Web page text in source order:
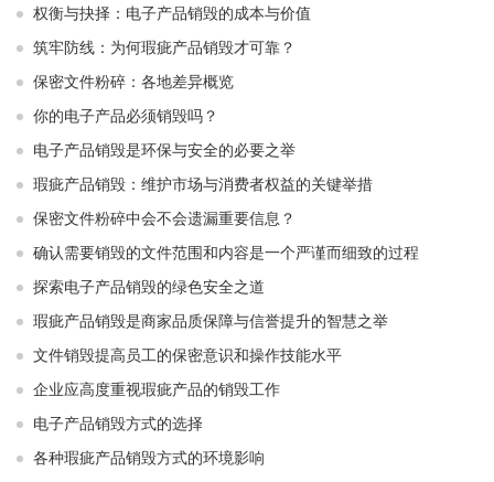
权衡与抉择：电子产品销毁的成本与价值
筑牢防线：为何瑕疵产品销毁才可靠？
保密文件粉碎：各地差异概览
你的电子产品必须销毁吗？
电子产品销毁是环保与安全的必要之举​ ​
瑕疵产品销毁：维护市场与消费者权益的关键举措​ ​
保密文件粉碎中会不会遗漏重要信息？
确认需要销毁的文件范围和内容是一个严谨而细致的过程
探索电子产品销毁的绿色安全之道
瑕疵产品销毁是商家品质保障与信誉提升的智慧之举
文件销毁提高员工的保密意识和操作技能水平
企业应高度重视瑕疵产品的销毁工作
电子产品销毁方式的选择
各种瑕疵产品销毁方式的环境影响